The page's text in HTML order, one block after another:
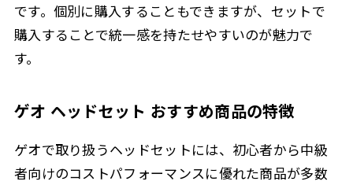
です。個別に購入することもできますが、セットで
購入することで統一感を持たせやすいのが魅力で
す。
ゲオ ヘッドセット おすすめ商品の特徴
ゲオで取り扱うヘッドセットには、初心者から中級
者向けのコストパフォーマンスに優れた商品が多数